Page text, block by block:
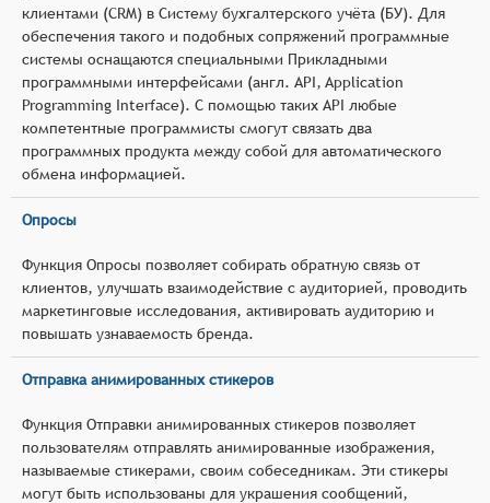
клиентами (CRM) в Систему бухгалтерского учёта (БУ). Для
обеспечения такого и подобных сопряжений программные
системы оснащаются специальными Прикладными
программными интерфейсами (англ. API, Application
Programming Interface). С помощью таких API любые
компетентные программисты смогут связать два
программных продукта между собой для автоматического
обмена информацией.
Опросы
Функция Опросы позволяет собирать обратную связь от
клиентов, улучшать взаимодействие с аудиторией, проводить
маркетинговые исследования, активировать аудиторию и
повышать узнаваемость бренда.
Отправка анимированных стикеров
Функция Отправки анимированных стикеров позволяет
пользователям отправлять анимированные изображения,
называемые стикерами, своим собеседникам. Эти стикеры
могут быть использованы для украшения сообщений,